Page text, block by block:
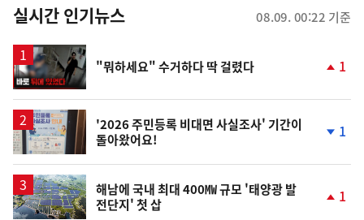
뉴
스
실시간 인기뉴스 08.09. 00:22 기준
영
상
"뭐하세요" 수거하다 딱 걸렸다
계
1
'2026 주민등록 비대면 사실조사' 기간이
돌아왔어요!
계
1
해남에 국내 최대 400㎿ 규모 '태양광 발
전단지' 첫 삽
1